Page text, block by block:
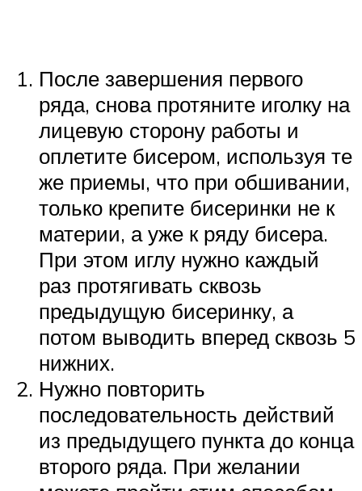
После завершения первого
ряда, снова протяните иголку на
лицевую сторону работы и
оплетите бисером, используя те
же приемы, что при обшивании,
только крепите бисеринки не к
материи, а уже к ряду бисера.
При этом иглу нужно каждый
раз протягивать сквозь
предыдущую бисеринку, а
потом выводить вперед сквозь 5
нижних.
Нужно повторить
последовательность действий
из предыдущего пункта до конца
второго ряда. При желании